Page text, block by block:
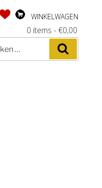
WINKELWAGEN
-€0,00
0 items